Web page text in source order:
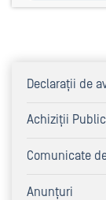
Declaraţii de
Achiziţii
Comunicate
Anunțuri